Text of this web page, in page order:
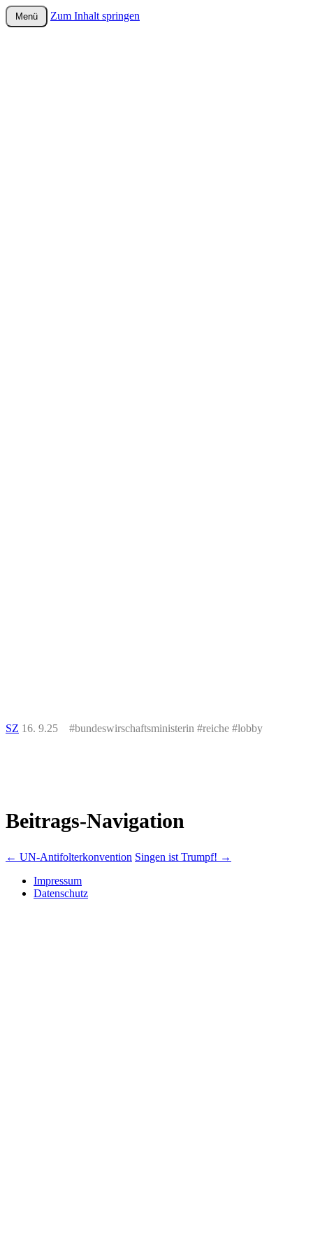
wurster-cartoon-blog.de
Menü Zum Inhalt springen
SZ 16. 9.25 #bundeswirschaftsministerin #reiche #lobby
Beitrags-Navigation
← UN-Antifolterkonvention Singen ist Trumpf! →
Impressum
Datenschutz